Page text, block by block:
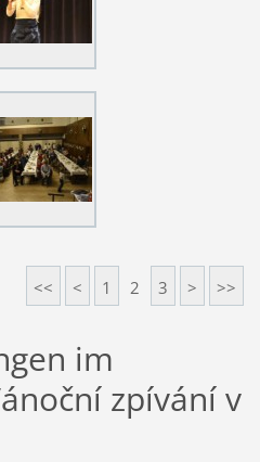
<< < 1 2 3 > >>
im
zpívání v